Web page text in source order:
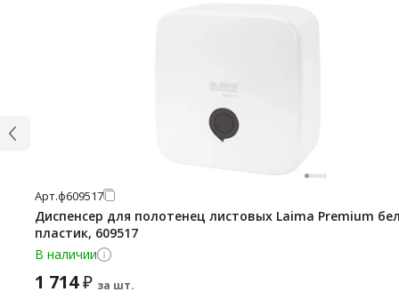
Арт.ф609517
Диспенсер для полотенец листовых Laima Premium
пластик, 609517
В наличии
1 714₽ за шт.